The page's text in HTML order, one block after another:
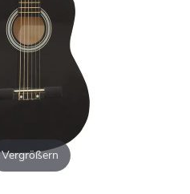
Vergrößern